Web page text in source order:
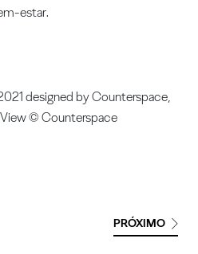
estar.
designed by Counterspace,
© Counterspace
PRÓXIMO